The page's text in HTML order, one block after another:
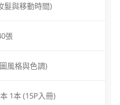
髮與移動時間)
張
風格與色調)
1本 (15P入冊)